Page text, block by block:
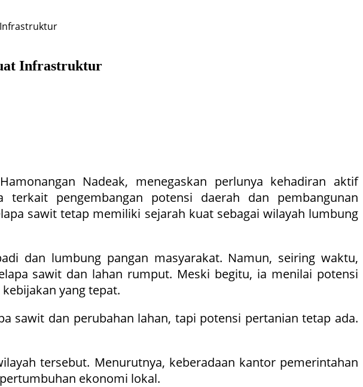
Infrastruktur
Infrastruktur
Nadeak, menegaskan perlunya kehadiran aktif
pengembangan potensi daerah dan pembangunan
sawit tetap memiliki sejarah kuat sebagai wilayah lumbung
dan lumbung pangan masyarakat. Namun, seiring waktu,
sawit dan lahan rumput. Meski begitu, ia menilai potensi
yang tepat.
sawit dan perubahan lahan, tapi potensi pertanian tetap ada.
tersebut. Menurutnya, keberadaan kantor pemerintahan
ekonomi lokal.